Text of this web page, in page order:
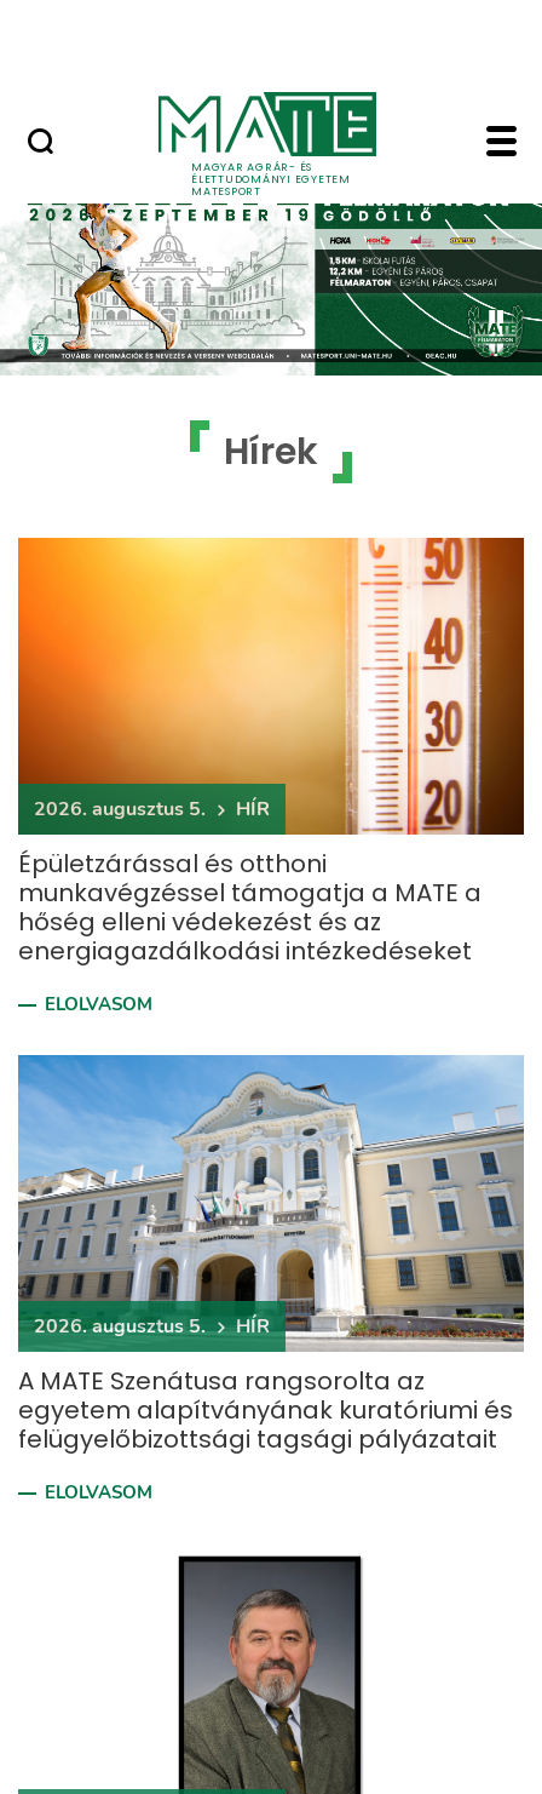
MAGYAR AGRÁR- ÉS
ÉLETTUDOMÁNYI EGYETEM
MATESPORT
Home - MATESport
Hírek
2026. augusztus 5. HÍR
Épületzárással és otthoni
munkavégzéssel támogatja a MATE a
hőség elleni védekezést és az
energiagazdálkodási intézkedéseket
ELOLVASOM
2026. augusztus 5. HÍR
A MATE Szenátusa rangsorolta az
egyetem alapítványának kuratóriumi és
felügyelőbizottsági tagsági pályázatait
ELOLVASOM